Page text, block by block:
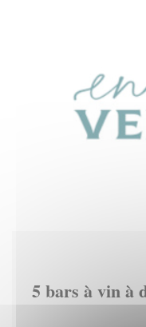
5 bars à vin à